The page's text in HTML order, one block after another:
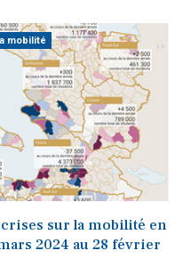
sur la mobilité en
2024 au 28 février
mobilité